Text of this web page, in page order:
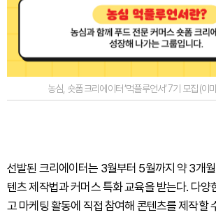
농심, 숏폼 크리에이터 ‘먹플루언서’ 7기 모집 (이
선발된 크리에이터는 3월부터 5월까지 약 3개
텐츠 제작법과 커머스 특화 교육을 받는다. 다양
고 마케팅 활동에 직접 참여해 콘텐츠를 제작할